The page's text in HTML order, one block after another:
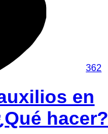
362
en
hacer?